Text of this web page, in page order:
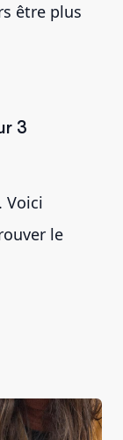
être plus
3
Voici
le